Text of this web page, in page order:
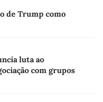
de Trump como
luta ao
com grupos